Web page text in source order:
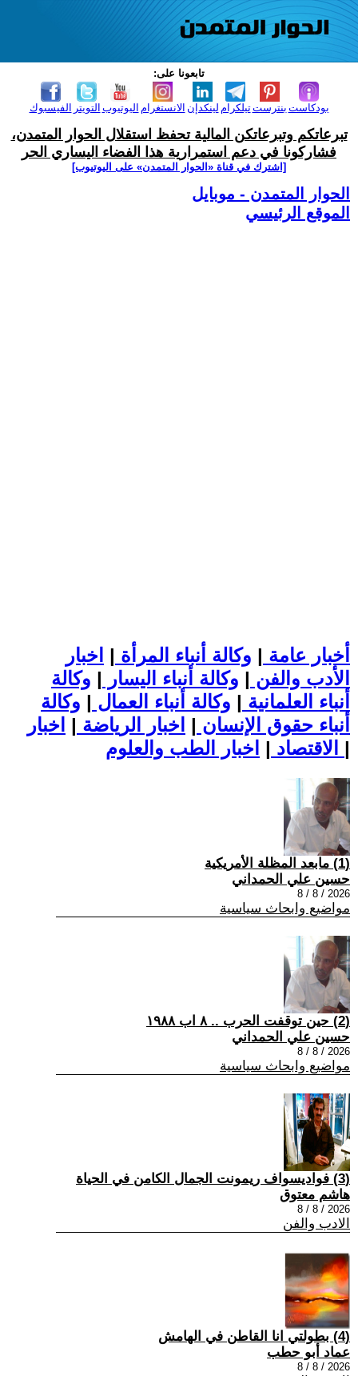
تابعونا على:
الفيسبوك التويتر اليوتيوب الانستغرام لينكدإن تيلكرامبنترست بودكاست
تبرعاتكم وتبرعاتكن المالية تحفظ استقلال الحوار المتمدن،
فشاركونا في دعم استمرارية هذا الفضاء اليساري الحر
[اشترك في قناة ‫«الحوار المتمدن» على اليوتيوب]
الحوار المتمدن - موبايل
الموقع الرئيسي
أخبار عامة | وكالة أنباء المرأة | اخبار
الأدب والفن | وكالة أنباء اليسار | وكالة
أنباء العلمانية | وكالة أنباء العمال | وكالة
أنباء حقوق الإنسان | اخبار الرياضة | اخبار
الاقتصاد | |
(1) مابعد المظلة الأمريكية
حسين علي الحمداني
2026 / 8 / 8
مواضيع وابحاث سياسية
(2) حين توقفت الحرب .. ٨ اب ١٩٨٨
حسين علي الحمداني
2026 / 8 / 8
مواضيع وابحاث سياسية
(3) فواديسواف ريمونت الجمال الكامن في الحياة
هاشم معتوق
2026 / 8 / 8
الادب والفن
(4) بطولتي انا القاطن في الهامش
عماد أبو حطب
2026 / 8 / 8